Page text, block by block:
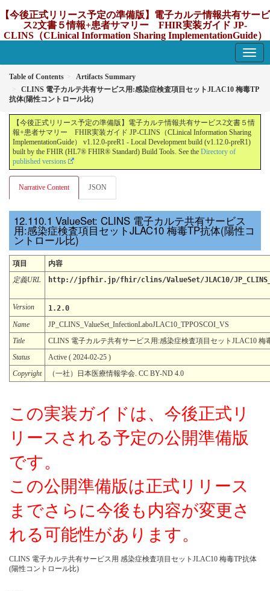
【今後正式リリース予定の準備版】電子カルテ情報共有サービ
ス2文書５情報+患者サマリー FHIR実装ガイド JP-
CLINS（CLinical Information Sharing ImplementationGuide）
Table of Contents
Artifacts Summary
CLINS 電子カルテ共有サービス用:感染症検査項目セットJLAC10 梅毒TP
抗体(陽性コントロール比)
【今後正式リリース予定の準備版】電子カルテ情報共有サービス2文書５情
報+患者サマリー FHIR実装ガイド JP-CLINS（CLinical Information Sharing
ImplementationGuide） v1.12.0-preR1 - Local Development build (v1.12.0-preR1)
built by the FHIR (HL7® FHIR® Standard) Build Tools. See the Directory of
published versions
Narrative Content JSON
ValueSet: CLINS 電子カルテ共有サービス
用:感染症検査項目セットJLAC10 梅毒TP抗体(陽性コ
ントロール比)
項目
内容
定義URL
http://jpfhir.jp/fhir/clins/ValueSet/JLAC10/
Version
1.2.0
Name
JP_CLINS_ValueSet_InfectionLaboJLAC10_TPPOSCOI_VS
Title
CLINS 電子カルテ共有サービス用:感染症検査項目セットJLAC10 梅
Status
Active ( 2024-02-25 )
Copyright
（一社）日本医療情報学会. CC BY-ND 4.0
この実装ガイドは、今後正式リ
リースされる予定の公開準備版
です。
この公開準備版は正式リリース
までさらに今後も内容が変更さ
れる可能性があります。
CLINS 電子カルテ共有サービス用 感染症検査項目セットJLAC10 梅毒TP抗体
(陽性コントロール比)